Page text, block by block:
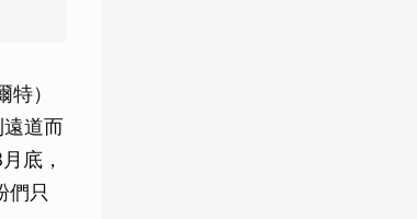
）
道而
底，
們只